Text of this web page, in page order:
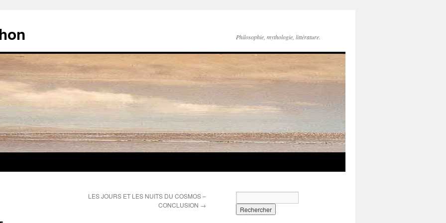
Philosophie, mythologie, littérature.
LES JOURS ET LES NUITS DU COSMOS –
CONCLUSION →